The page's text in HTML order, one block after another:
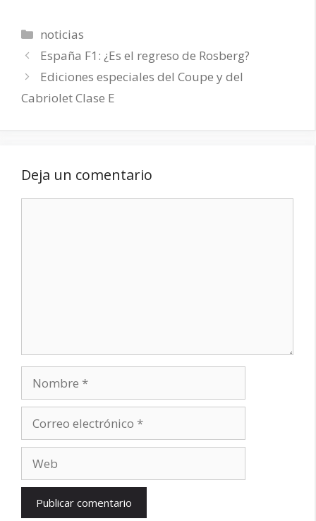
Categorías
noticias
España F1: ¿Es el regreso de Rosberg?
Ediciones especiales del Coupe y del
Cabriolet Clase E
Deja un comentario
electrónico